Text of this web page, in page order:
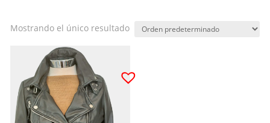
Mostrando el único resultado